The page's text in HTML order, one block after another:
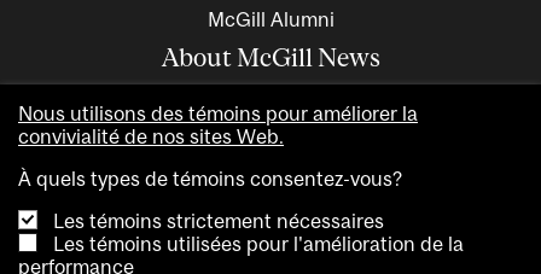
McGill Alumni
About McGill News
Nous utilisons des témoins pour améliorer la
convivialité de nos sites Web.
À quels types de témoins consentez-vous?
Les témoins strictement nécessaires
Les témoins utilisées pour l'amélioration de la
performance